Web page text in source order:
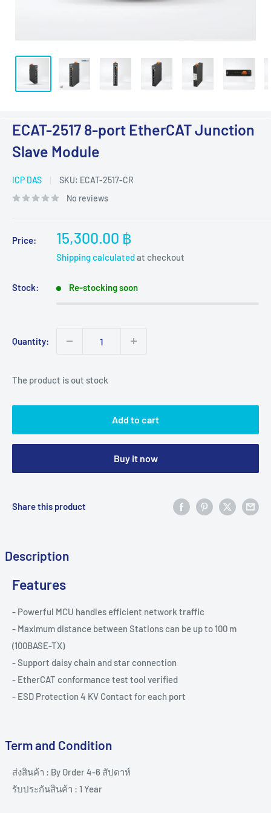
ECAT-2517 8-port EtherCAT Junction
Slave Module
ICP DAS SKU: ECAT-2517-CR
No reviews
Price:
Sale
price
15,300.00 ฿
Shipping calculatedat checkout
Stock: Re-stocking soon
Quantity:
The product is out stock
Add to cart
Buy it now
Share this product
Description
Features
- Powerful MCU handles efficient network traffic
- Maximum distance between Stations can be up to 100 m
(100BASE-TX)
- Support daisy chain and star connection
- EtherCAT conformance test tool verified
- ESD Protection 4 KV Contact for each port
Term and Condition
ส่งสินค้า : By Order 4-6 สัปดาห์
รับประกันสินค้า : 1 Year